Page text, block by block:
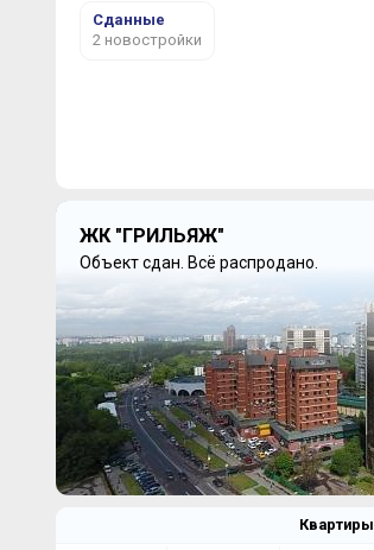
Сданные
2 новостройки
ЖК "ГРИЛЬЯЖ"
Объект сдан. Всё распродано.
Квартиры